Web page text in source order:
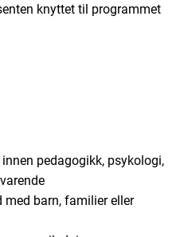
knyttet til programmet
pedagogikk, psykologi,
med barn, familier eller